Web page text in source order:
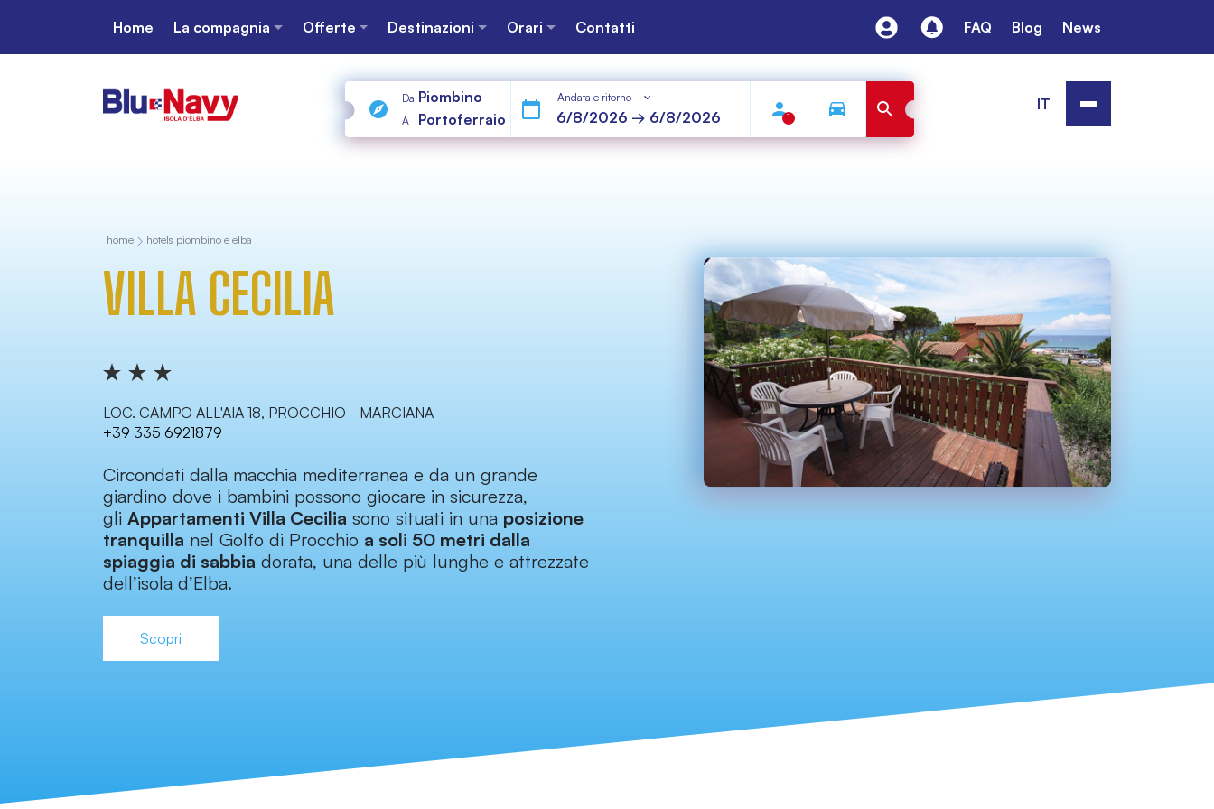
Home La compagnia Offerte Destinazioni Orari Contatti FAQ Blog News
Da Piombino
A Portoferraio
Andata e ritorno
1
IT
home hotels piombino e elba
VILLA CECILIA
LOC. CAMPO ALL'AIA 18, PROCCHIO - MARCIANA
+39 335 6921879
Circondati dalla macchia mediterranea e da un grande
giardino dove i bambini possono giocare in sicurezza,
gli Appartamenti Villa Cecilia sono situati in una posizione
tranquilla nel Golfo di Procchio a soli 50 metri dalla
spiaggia di sabbia dorata, una delle più lunghe e attrezzate
dell’isola d’Elba.
Scopri